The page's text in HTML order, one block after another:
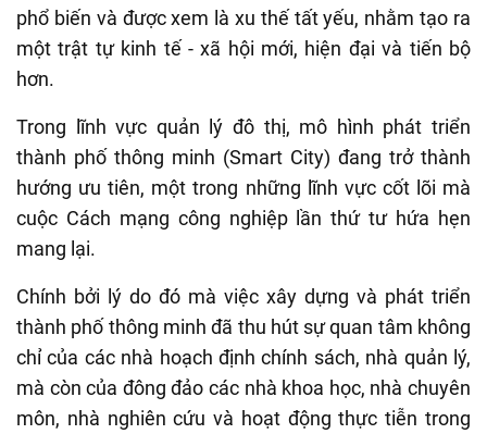
phổ biến và được xem là xu thế tất yếu, nhằm tạo ra
một trật tự kinh tế - xã hội mới, hiện đại và tiến bộ
hơn.
Trong lĩnh vực quản lý đô thị, mô hình phát triển
thành phố thông minh (Smart City) đang trở thành
hướng ưu tiên, một trong những lĩnh vực cốt lõi mà
cuộc Cách mạng công nghiệp lần thứ tư hứa hẹn
mang lại.
Chính bởi lý do đó mà việc xây dựng và phát triển
thành phố thông minh đã thu hút sự quan tâm không
chỉ của các nhà hoạch định chính sách, nhà quản lý,
mà còn của đông đảo các nhà khoa học, nhà chuyên
môn, nhà nghiên cứu và hoạt động thực tiễn trong